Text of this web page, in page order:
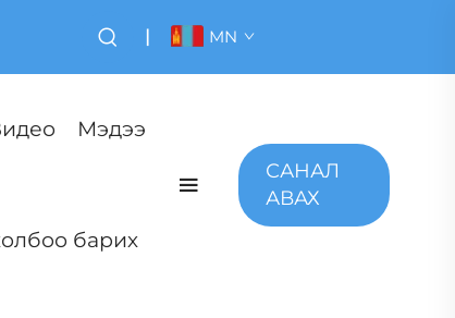
| MN
Мэдээ
барих
САНАЛ
АВАХ